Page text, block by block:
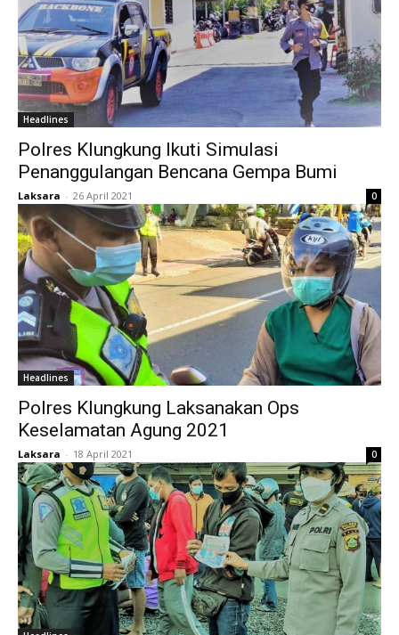
Headlines
Polres Klungkung Ikuti Simulasi
Penanggulangan Bencana Gempa Bumi
Laksara - 26 April 2021 0
Headlines
Polres Klungkung Laksanakan Ops
Keselamatan Agung 2021
Laksara - 18 April 2021 0